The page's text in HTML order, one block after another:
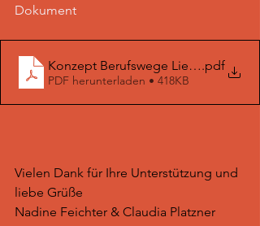
Dokument
Konzept Berufswege Lieser-.pdf
PDF herunterladen • 418KB
Vielen Dank für Ihre Unterstützung und
liebe Grüße
Nadine Feichter & Claudia Platzner